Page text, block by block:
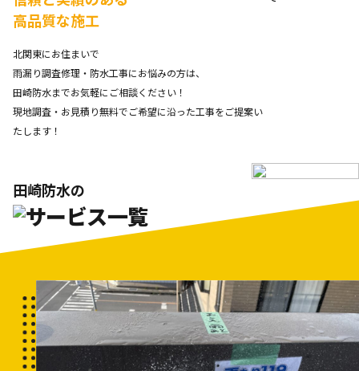
高品質な施工
北関東にお住まいで
雨漏り調査修理・防水工事にお悩みの方は、
田崎防水までお気軽にご相談ください！
現地調査・お見積り無料でご希望に沿った工事をご提案い
たします！
田崎防水の